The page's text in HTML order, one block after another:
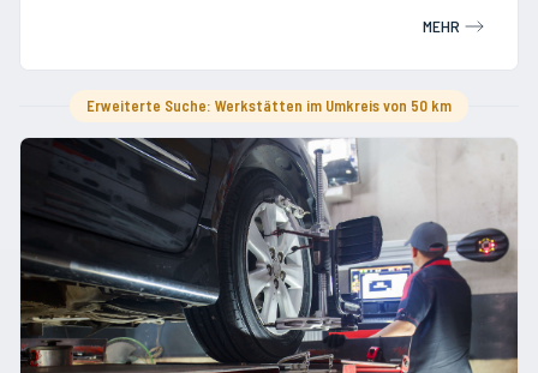
MEHR
Erweiterte Suche: Werkstätten im Umkreis von 50 km